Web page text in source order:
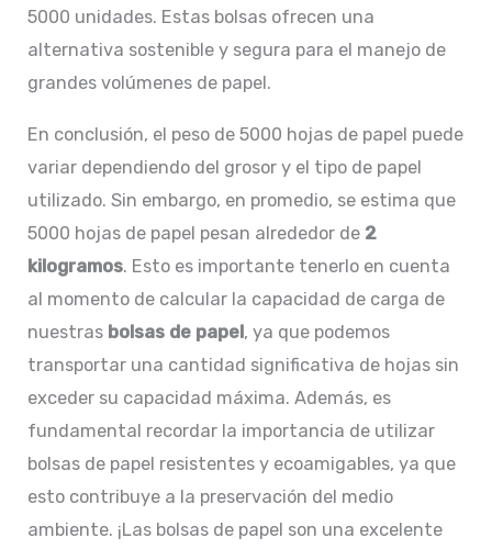
5000 unidades. Estas bolsas ofrecen una
alternativa sostenible y segura para el manejo de
grandes volúmenes de papel.
En conclusión, el peso de 5000 hojas de papel puede
variar dependiendo del grosor y el tipo de papel
utilizado. Sin embargo, en promedio, se estima que
5000 hojas de papel pesan alrededor de 2
kilogramos. Esto es importante tenerlo en cuenta
al momento de calcular la capacidad de carga de
nuestras bolsas de papel, ya que podemos
transportar una cantidad significativa de hojas sin
exceder su capacidad máxima. Además, es
fundamental recordar la importancia de utilizar
bolsas de papel resistentes y ecoamigables, ya que
esto contribuye a la preservación del medio
ambiente. ¡Las bolsas de papel son una excelente